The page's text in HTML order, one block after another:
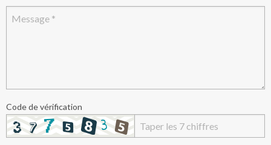
Code de vérification